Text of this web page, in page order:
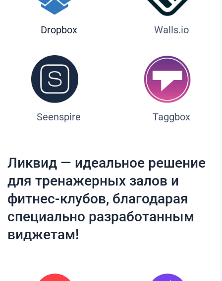
Dropbox Walls.io
Seenspire Taggbox
Ликвид — идеальное решение
для тренажерных залов и
фитнес-клубов, благодарая
специально разработанным
виджетам!